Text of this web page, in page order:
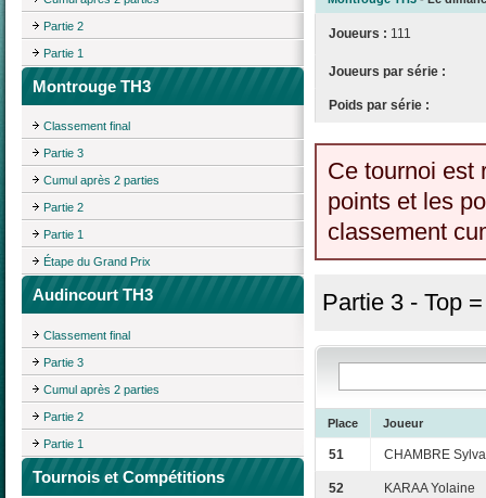
Partie 2
Partie 1
Montrouge TH3
Classement final
Partie 3
Cumul après 2 parties
Partie 2
Partie 1
Étape du Grand Prix
Audincourt TH3
Classement final
Partie 3
Cumul après 2 parties
Partie 2
Partie 1
Tournois et Compétitions
Joueurs : 111
Joueurs par série :
Poids par série :
Ce tournoi est
points et les
classement
Partie 3 - Top
Place Joueur
51 CHAMBRE
52 KARAA Yolaine